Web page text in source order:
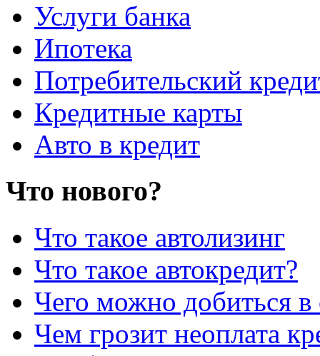
Услуги банка
Ипотека
Потребительский
Кредитные карты
Авто в кредит
Что нового?
Что такое автолизинг
Что такое автокредит?
Чего можно добиться в
Чем грозит неоплата